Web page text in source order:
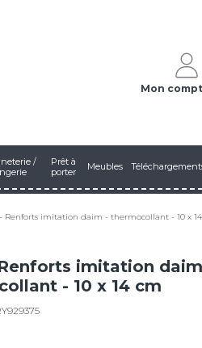
Mon
/
Prêt à
porter
Meubles
Renforts imitation daim - thermocollant - 10 x
imitation
- 10 x 14 cm